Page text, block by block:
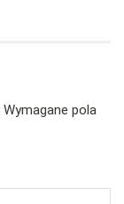
Wymagane pola